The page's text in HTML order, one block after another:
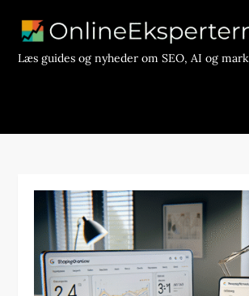
contentLæs guides og nyheder om SEO, AI og